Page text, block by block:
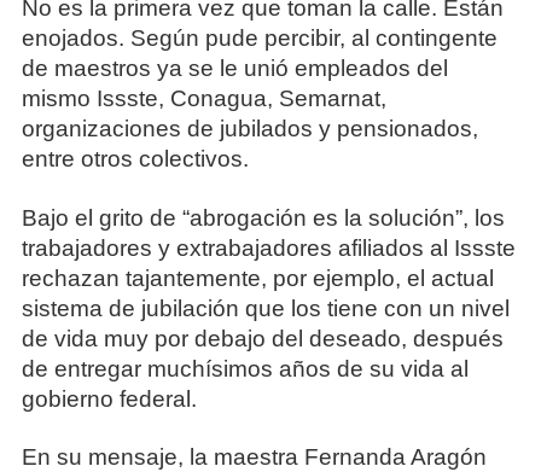
No es la primera vez que toman la calle. Están
enojados. Según pude percibir, al contingente
de maestros ya se le unió empleados del
mismo Issste, Conagua, Semarnat,
organizaciones de jubilados y pensionados,
entre otros colectivos.
Bajo el grito de “abrogación es la solución”, los
trabajadores y extrabajadores afiliados al Issste
rechazan tajantemente, por ejemplo, el actual
sistema de jubilación que los tiene con un nivel
de vida muy por debajo del deseado, después
de entregar muchísimos años de su vida al
gobierno federal.
En su mensaje, la maestra Fernanda Aragón